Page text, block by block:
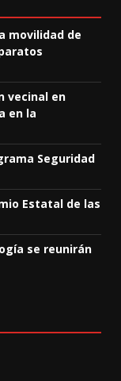
movilidad de
vecinal en
en la
Seguridad
Estatal de las
se reunirán